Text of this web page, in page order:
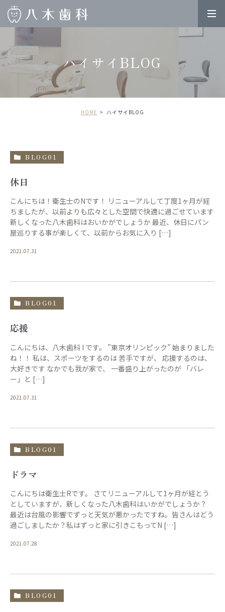
ハイサイBLOG
HOME ハイサイBLOG
BLOG01
休日
こんにちは！衛生士のNです！ リニューアルして丁度1ヶ月が経
ちましたが、以前よりも広々とした空間で快適に過ごせています
新しくなった八木歯科はおいかがでしょうか 最近、休日にパン
屋巡りする事が楽しくて、以前からお気に入り […]
2021.07.31
BLOG01
応援
こんにちは、八木歯科 I です。 ”東京オリンピック” 始まりました
ね！！ 私は、スポーツをするのは 苦手ですが、 応援するのは、
大好きです なかでも我が家で、 一番盛り上がったのが 「バレ
ー」と […]
2021.07.31
BLOG01
ドラマ
こんにちは衛生士Rです。 さてリニューアルして1ヶ月が経とう
としていますが、新しくなった八木歯科はいかがでしょうか？
最近は台風の影響でずっと天気が悪かったですね。皆さんはどう
過ごしましたか？私はずっと家に引きこもってN […]
2021.07.28
BLOG01